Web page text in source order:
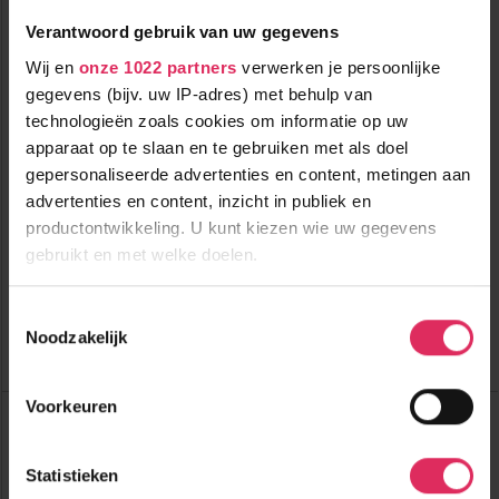
Verantwoord gebruik van uw gegevens
Wij en onze 1022 partners verwerken je persoonlijke
gegevens (bijv. uw IP-adres) met behulp van
technologieën zoals cookies om informatie op uw
apparaat op te slaan en te gebruiken met als doel
gepersonaliseerde advertenties en content, metingen aan
advertenties en content, inzicht in publiek en
productontwikkeling. U kunt kiezen wie uw gegevens
gebruikt en met welke doelen.
Informatie verzamelen over uw geografische
Uw apparaat identificeren door het actief te
scannen op specifieke eigenschappen (fingerprinting)
verwerkt en stel uw voorkeuren in het
detailgedeelte
in.
Noodzakelijk
Voorkeuren
Statistieken
Dit knusse 4* hotel in Sölden staat bekend om de goede
keuken!
vanaf
1460 p.p.
incl. skipas
600m tot centrum
600m tot skilift
halfpension
8,3
Glanz & Glory Hotel